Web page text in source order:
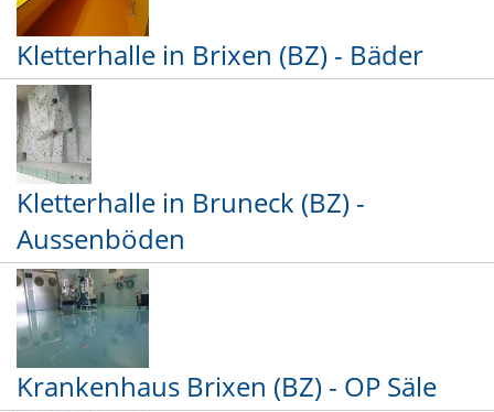
Kletterhalle in Brixen (BZ) - Bäder
Kletterhalle in Bruneck (BZ) -
Aussenböden
Krankenhaus Brixen (BZ) - OP Säle